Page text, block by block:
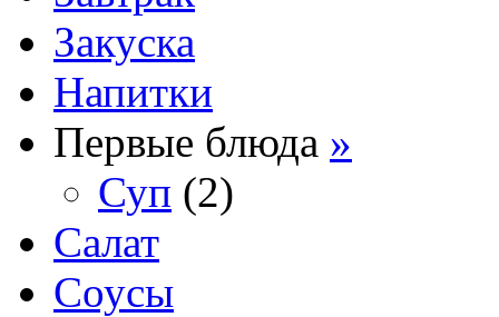
Закуска
Напитки
Первые блюда »
Суп (2)
Салат
Соусы